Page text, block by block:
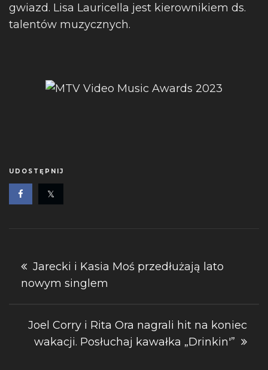
gwiazd. Lisa Lauricella jest kierownikiem ds.
talentów muzycznych.
UDOSTĘPNIJ
Nawigacja
wpisu
Jarecki i Kasia Moś przedłużają lato
nowym singlem
Joel Corry i Rita Ora nagrali hit na koniec
wakacji. Posłuchaj kawałka „Drinkin'”